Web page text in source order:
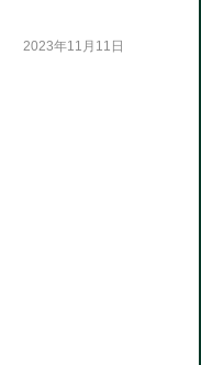
2023年11月11日